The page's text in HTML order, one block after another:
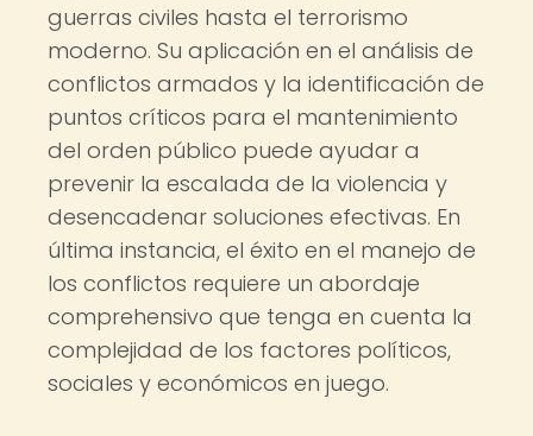
guerras civiles hasta el terrorismo
moderno. Su aplicación en el análisis de
conflictos armados y la identificación de
puntos críticos para el mantenimiento
del orden público puede ayudar a
prevenir la escalada de la violencia y
desencadenar soluciones efectivas. En
última instancia, el éxito en el manejo de
los conflictos requiere un abordaje
comprehensivo que tenga en cuenta la
complejidad de los factores políticos,
sociales y económicos en juego.